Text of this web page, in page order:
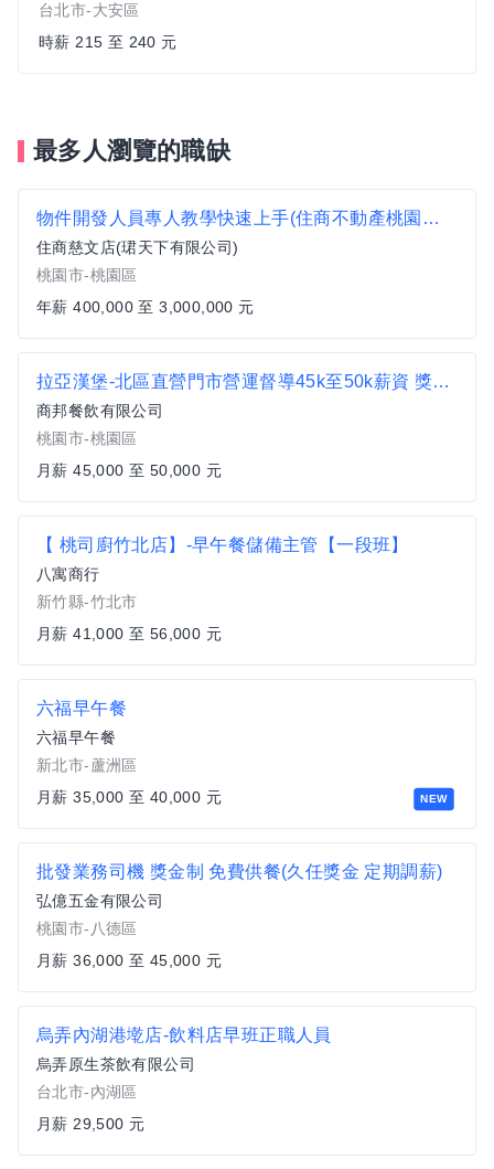
台北市-大安區
時薪 215 至 240 元
最多人瀏覽的職缺
物件開發人員專人教學快速上手(住商不動產桃園慈文加盟店)
住商慈文店(珺天下有限公司)
桃園市-桃園區
年薪 400,000 至 3,000,000 元
拉亞漢堡-北區直營門市營運督導45k至50k薪資 獎金另計_須自備汽車
商邦餐飲有限公司
桃園市-桃園區
月薪 45,000 至 50,000 元
【 桃司廚竹北店】-早午餐儲備主管【一段班】
八寓商行
新竹縣-竹北市
月薪 41,000 至 56,000 元
NEW
六福早午餐
六福早午餐
新北市-蘆洲區
月薪 35,000 至 40,000 元
批發業務司機 獎金制 免費供餐(久任獎金 定期調薪)
弘億五金有限公司
桃園市-八德區
月薪 36,000 至 45,000 元
烏弄內湖港墘店-飲料店早班正職人員
烏弄原生茶飲有限公司
台北市-內湖區
月薪 29,500 元